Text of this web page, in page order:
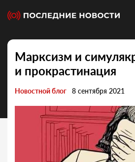
Марксизм и
и прокрастинация
Новостной блог 8 сентября 2021